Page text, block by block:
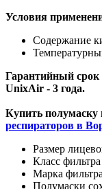
Условия
Содержание
Гарантийный
UnixAir - 3 года.
Купить полумаску
респираторов в
Размер
Класс
Марка
Полумаски